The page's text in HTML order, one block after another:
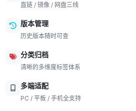
直链 / 镜像 / 网盘三线
版本管理
历史版本随时可查
分类归档
清晰的多维度标签体系
多端适配
PC / 平板 / 手机全支持